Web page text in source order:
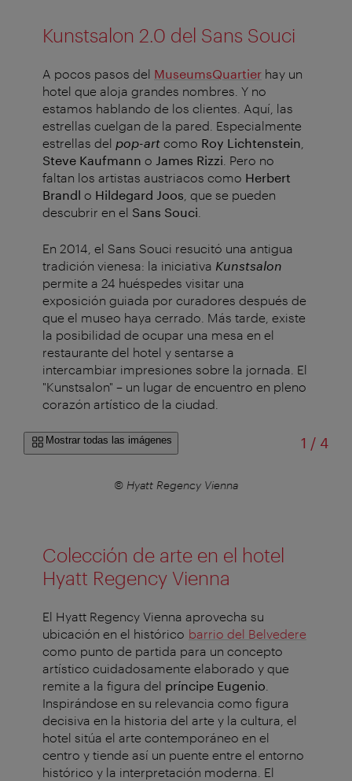
Kunstsalon 2.0 del Sans Souci
A pocos pasos del MuseumsQuartier hay un
hotel que aloja grandes nombres. Y no
estamos hablando de los clientes. Aquí, las
estrellas cuelgan de la pared. Especialmente
estrellas del pop-art como Roy Lichtenstein
Steve Kaufmann o James Rizzi . Pero no
faltan los artistas austriacos como Herbert
Brandl o Hildegard Joos , que se pueden
descubrir en el Sans Souci
En 2014, el Sans Souci resucitó una antigua
tradición vienesa: la iniciativa Kunstsalon
permite a 24 huéspedes visitar una
exposición guiada por curadores después de
que el museo haya cerrado. Más tarde, existe
la posibilidad de ocupar una mesa en el
restaurante del hotel y sentarse a
intercambiar impresiones sobre la jornada. El
"Kunstsalon" – un lugar de encuentro en pleno
corazón artístico de la ciudad.
Mostrar todas las imágenes 1 /de
4
© Hyatt Regency Vienna
Colección de arte en el hotel
Hyatt Regency Vienna
El Hyatt Regency Vienna aprovecha su
ubicación en el histórico barrio del Belvedere
como punto de partida para un concepto
artístico cuidadosamente elaborado y que
remite a la figura del príncipe Eugenio
Inspirándose en su relevancia como figura
decisiva en la historia del arte y la cultura, el
hotel sitúa el arte contemporáneo en el
centro y tiende así un puente entre el entorno
histórico y la interpretación moderna. El